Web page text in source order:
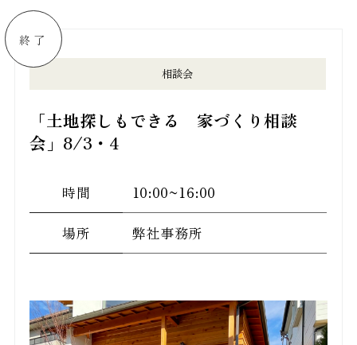
終了
相談会
「土地探しもできる 家づくり相談
会」8/3・4
時間 10:00~16:00
場所 弊社事務所